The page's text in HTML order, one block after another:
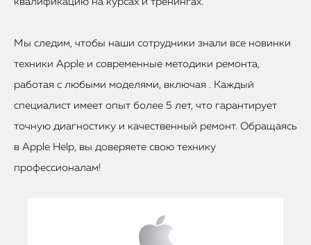
Мы следим, чтобы наши сотрудники знали все новинки
техники Apple и современные методики ремонта,
работая с любыми моделями, включая . Каждый
специалист имеет опыт более 5 лет, что гарантирует
точную диагностику и качественный ремонт. Обращаясь
в Apple Help, вы доверяете свою технику
профессионалам!